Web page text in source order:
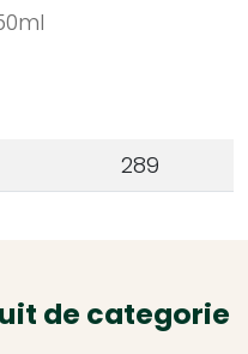
289
de categorie